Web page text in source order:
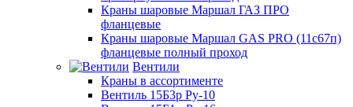
Краны шаровые Маршал ГАЗ ПРО
фланцевые
Краны шаровые Маршал GAS PRO (11с67п)
фланцевые полный проход
Вентили
Краны в ассортименте
Вентиль 15Б3р Ру-10